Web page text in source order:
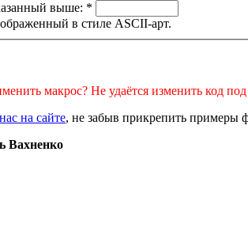
выше: *
в стиле ASCII-арт.
макрос? Не удаётся изменить код
на сайте, не забыв прикрепить примеры
Вахненко